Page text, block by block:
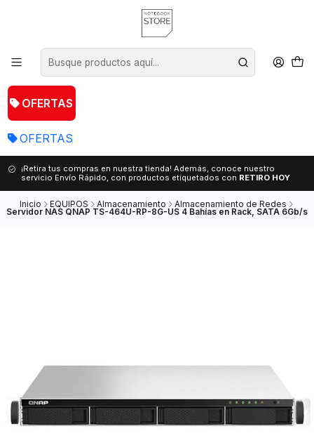
OFERTAS
OFERTAS
¡Retira tus compras en nuestra tienda! Además, conoce nuestro
servicio Envío Rápido, con productos etiquetados con RETIRO HOY
Inicio EQUIPOS Almacenamiento Almacenamiento de Redes
Servidor NAS QNAP TS-464U-RP-8G-US 4 Bahías en Rack, SATA 6Gb/s